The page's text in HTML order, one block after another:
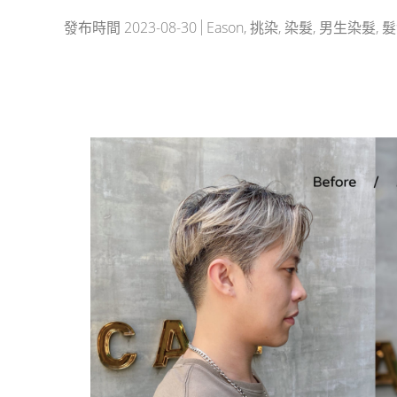
發布時間 2023-08-30 Eason,挑染, 染髮, 男生染髮,